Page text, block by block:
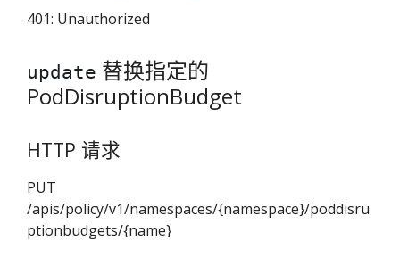
401: Unauthorized
update 替换指定的
PodDisruptionBudget
HTTP 请求
PUT
/apis/policy/v1/namespaces/{namespace}/poddisru
ptionbudgets/{name}